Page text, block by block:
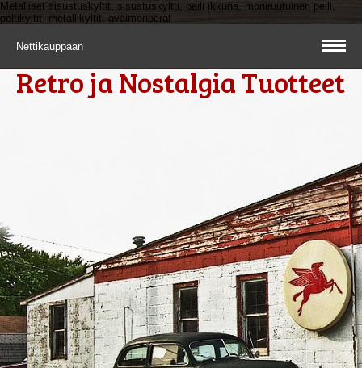
Metalliset sisustuskyltit, sisustuskyltti, peili ikkuna, moniruutuinen peili,
peltikyltit, metallikyltit, avaimenperät
Nettikauppaan
Retro ja Nostalgia Tuotteet